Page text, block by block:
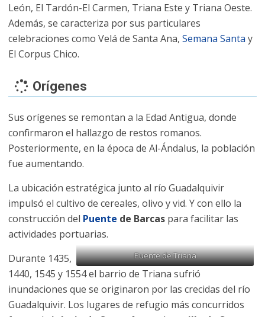
León, El Tardón-El Carmen, Triana Este y Triana Oeste.
Además, se caracteriza por sus particulares
celebraciones como Velá de Santa Ana, Semana Santa y
El Corpus Chico.
Orígenes
Sus orígenes se remontan a la Edad Antigua, donde
confirmaron el hallazgo de restos romanos.
Posteriormente, en la época de Al-Ándalus, la población
fue aumentando.
La ubicación estratégica junto al río Guadalquivir
impulsó el cultivo de cereales, olivo y vid. Y con ello la
construcción del Puente de Barcas para facilitar las
actividades portuarias.
Puente de Triana
Durante 1435,
1440, 1545 y 1554 el barrio de Triana sufrió
inundaciones que se originaron por las crecidas del río
Guadalquivir. Los lugares de refugio más concurridos